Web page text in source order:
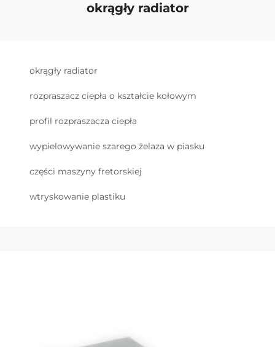
okrągły radiator
okrągły radiator
rozpraszacz ciepła o kształcie kołowym
profil rozpraszacza ciepła
wypielowywanie szarego żelaza w piasku
części maszyny fretorskiej
wtryskowanie plastiku